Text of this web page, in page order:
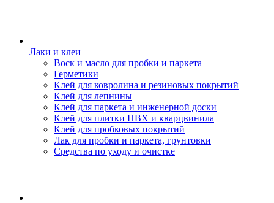
Лаки и клеи
Воск и масло для пробки и паркета
Герметики
Клей для ковролина и резиновых покрытий
Клей для лепнины
Клей для паркета и инженерной доски
Клей для плитки ПВХ и кварцвинила
Клей для пробковых покрытий
Лак для пробки и паркета, грунтовки
Средства по уходу и очистке